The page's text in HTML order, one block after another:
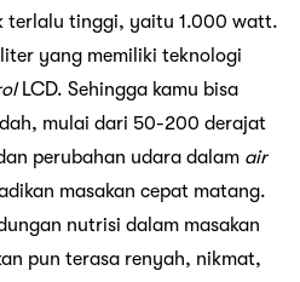
terlalu tinggi, yaitu 1.000 watt.
yang memiliki teknologi
LCD. Sehingga kamu bisa
mulai dari 50-200 derajat
perubahan udara dalam air
masakan cepat matang.
nutrisi dalam masakan
pun terasa renyah, nikmat,